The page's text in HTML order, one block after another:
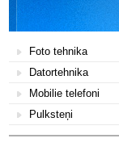
Foto tehnika
Datortehnika
Mobilie telefoni
Pulksteņi